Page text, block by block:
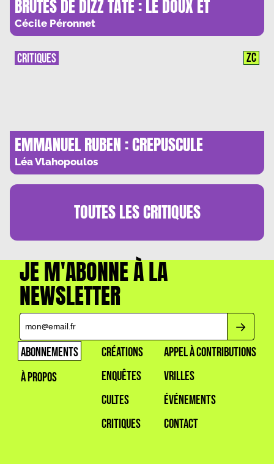
BRUTES DE DIZZ TATE : LE DOUX ET
L’ABJECT
Cécile Péronnet
EMMANUEL RUBEN : CREPUSCULE
NUCLEAIRE
Léa Vlahopoulos
CRITIQUES ZC
TOUTES LESCRITIQUES
JE M'ABONNE À LA
NEWSLETTER
ABONNEMENTS
À PROPOS
CRÉATIONS
ENQUÊTES
CULTES
CRITIQUES
APPEL À CONTRIBUTIONS
VRILLES
ÉVÉNEMENTS
CONTACT